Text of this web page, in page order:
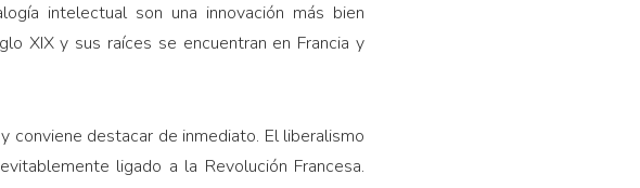
intelectual son una innovación más bien
XIX y sus raíces se encuentran en Francia y
destacar de inmediato. El liberalismo
ligado a la Revolución Francesa.